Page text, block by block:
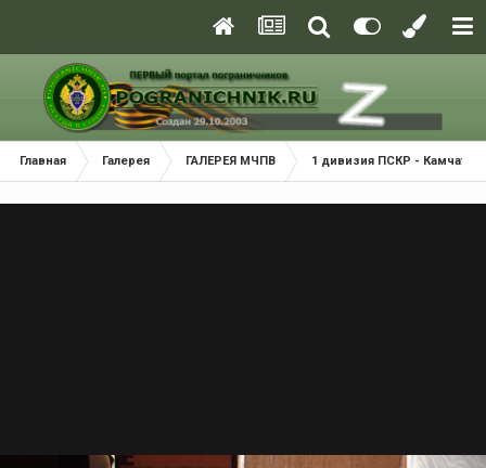
Главная Галерея ГАЛЕРЕЯ МЧПВ 1 дивизия ПСКР - Камчатка